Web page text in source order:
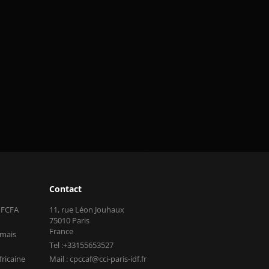
Contact
11, rue Léon Jouhaux
75010 Paris
France
Tel :+33155653527
Mail : cpccaf@cci-paris-idf.fr